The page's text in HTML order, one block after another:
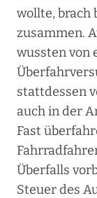
wollte, brach
zusammen.
wussten von
stattdessen
auch in der
Fast
Überfalls
Steuer des